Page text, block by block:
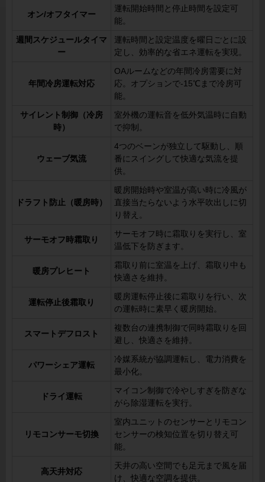
オン/オフタイマー
運転開始時間と停止時間を設定可
能。
週間スケジュールタイマ
ー
運転時間と設定温度を曜日ごとに設
定し、効率的な省エネ運転を実現。
年間冷房運転対応
OAルームなどの年間冷房需要に対
応。オプションで-15℃まで冷房可
能。
サイレント制御（冷房
時）
室外機の運転音を低外気温時に自動
で抑制。
ウェーブ気流
4つのベーンが独立して駆動し、順
番にスイングして快適な気流を提
供。
ドラフト防止（暖房時）
暖房開始時や室温が高い時に冷風が
直接当たらないよう水平吹出しに切
り替え。
サーモオフ時霜取り
サーモオフ時に霜取りを実行し、室
温低下を防ぎます。
暖房プレヒート
霜取り前に室温を上げ、霜取り中も
快適さを維持。
運転停止後霜取り
暖房運転停止後に霜取りを行い、次
の運転時に素早く暖房開始。
スマートデフロスト
複数台の連携制御で同時霜取りを回
避し、快適さを維持。
パワーシェア運転
冷媒系統が協調運転し、電力消費を
最小化。
ドライ運転
マイコン制御で冷やしすぎを防ぎな
がら除湿運転を実行。
リモコンサーモ切換
室内ユニットのセンサーとリモコン
センサーの検知位置を切り替え可
能。
高天井対応
天井の高い空間でも足元まで風を届
け、快適な空調を提供。